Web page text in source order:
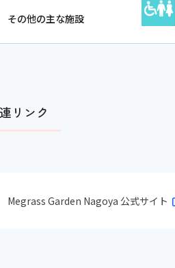
その他の主な施設
リンク
Megrass Garden Nagoya 公式サイト